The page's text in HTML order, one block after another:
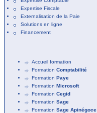
Expertise Fiscale
Externalisation de la Paie
Solutions en ligne
Financement
Accueil formation
Formation Comptabilité
Formation Paye
Formation Microsoft
Formation Cegid
Formation Sage
Formation Sage Apinégoce